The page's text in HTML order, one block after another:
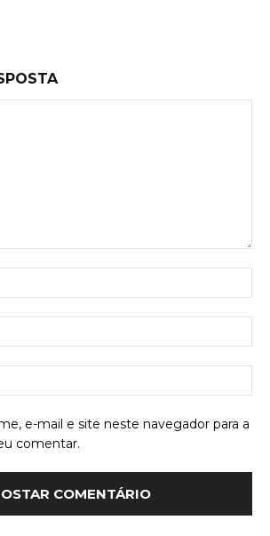
e-mail e site neste navegador para a
comentar.